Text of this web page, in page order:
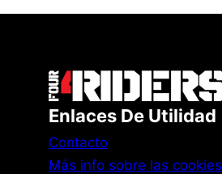
Enlaces De Utilidad
Contacto
Más info sobre las cookies